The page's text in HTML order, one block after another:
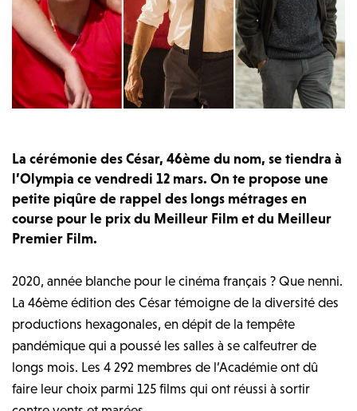
La cérémonie des César, 46ème du nom, se tiendra à
l’Olympia ce vendredi 12 mars. On te propose une
petite piqûre de rappel des longs métrages en
course pour le prix du Meilleur Film et du Meilleur
Premier Film.
2020, année blanche pour le cinéma français ? Que nenni.
La 46ème édition des César témoigne de la diversité des
productions hexagonales, en dépit de la tempête
pandémique qui a poussé les salles à se calfeutrer de
longs mois. Les 4 292 membres de l’Académie ont dû
faire leur choix parmi 125 films qui ont réussi à sortir